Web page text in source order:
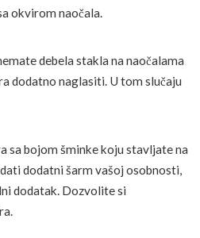
okvirom naočala.
debela stakla na naočalama
dodatno naglasiti. U tom slučaju
sa bojom šminke koju stavljate na
dodatni šarm vašoj osobnosti,
dodatak. Dozvolite si